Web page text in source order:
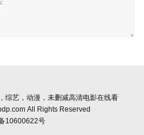
综艺，动漫，未删减高清电影在线看
All Rights Reserved
10600622号